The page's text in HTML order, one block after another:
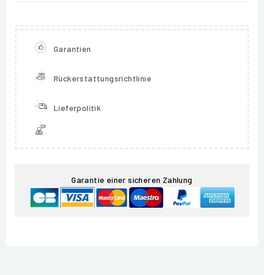
Garantien
Rückerstattungsrichtlinie
Lieferpolitik
Garantie einer sicheren Zahlung